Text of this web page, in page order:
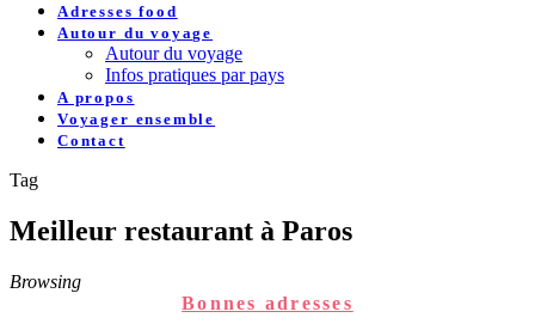
Adresses food
Autour du voyage
Autour du voyage
Infos pratiques par pays
A propos
Voyager ensemble
Contact
Tag
Meilleur restaurant à Paros
Browsing
Bonnes adresses